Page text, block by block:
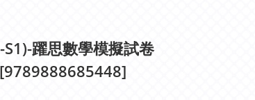
躍思數學模擬試卷